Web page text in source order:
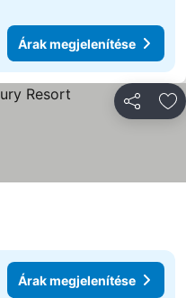
Árak megjelenítése
Árak megjelenítése